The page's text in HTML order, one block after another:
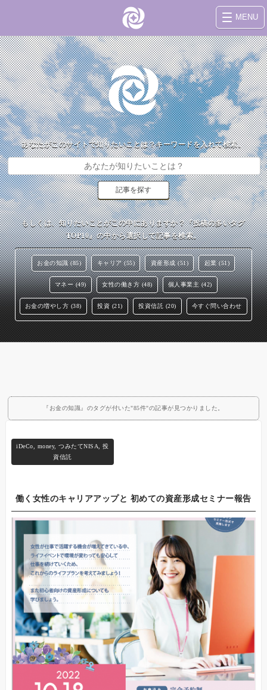
MENU
あなたがこのサイトで知りたいことは？キーワードを入れて検索。
もしくは、知りたいことがこの中にありますか？『投稿の多いタグ
TOP10』の中から選択して記事を検索。
お金の知識 (85) キャリア (55) 資産形成 (51) 起業 (51)
マネー (49) 女性の働き方 (48) 個人事業主 (42)
お金の増やし方 (38) 投資 (21) 投資信託 (20) 今すぐ問い合わせ
『お金の知識』のタグが付いた"85件"の記事が見つかりました。
iDeCo money,つみたてNISA ,投
資信託
働く女性のキャリアアップと 初めての資産形成セミナー報告